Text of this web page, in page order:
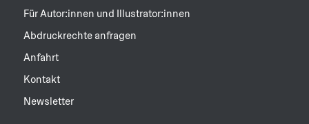
Für Autor:innen und Illustrator:innen
Abdruckrechte anfragen
Anfahrt
Kontakt
Newsletter